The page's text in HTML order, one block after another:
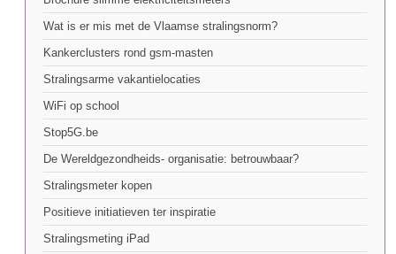
Wat is er mis met de Vlaamse stralingsnorm?
Kankerclusters rond gsm-masten
Stralingsarme vakantielocaties
WiFi op school
Stop5G.be
De Wereldgezondheids- organisatie: betrouwbaar?
Stralingsmeter kopen
Positieve initiatieven ter inspiratie
Stralingsmeting iPad